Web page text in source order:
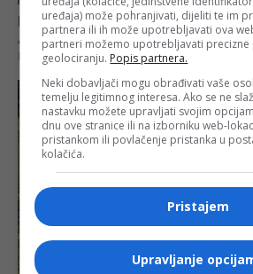
uređaja) može pohranjivati, dijeliti te im
partnera ili ih može upotrebljavati ova
partneri možemo upotrebljavati precizne
geolociranju. Popis partnera.
Neki dobavljači mogu obrađivati vaše
temelju legitimnog interesa. Ako se ne
nastavku možete upravljati svojim
dnu ove stranice ili na izborniku web-
pristankom ili povlačenje pristanka u
kolačića.
Pristajem
Upravljanje